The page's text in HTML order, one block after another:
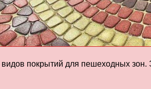
покрытий для пешеходных